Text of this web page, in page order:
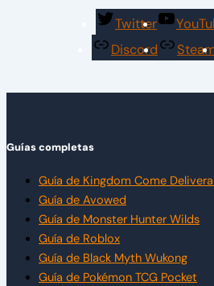
Twitter
Discord
Guías completas
Guía de Kingdom Come
Guía de Avowed
Guía de Monster Hunter Wilds
Guía de Roblox
Guía de Black Myth Wukong
Guía de Pokémon TCG Pocket